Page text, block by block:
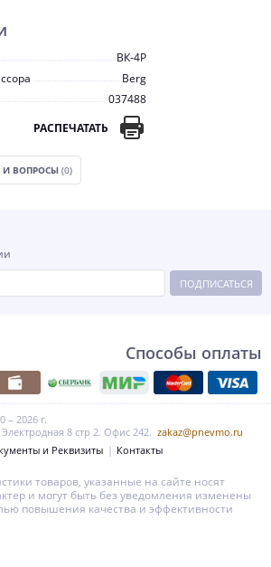
ВК-4Р
Berg
037488
РАСПЕЧАТАТЬ
ВОПРОСЫ (0)
ПОДПИСАТЬСЯ
Способы оплаты
2026 г.
8 стр 2. Офис 242. zakaz@pnevmo.ru
и Реквизиты Контакты
товаров, указанные на сайте носят
и могут быть без уведомления изменены
повышения качества и эффективности